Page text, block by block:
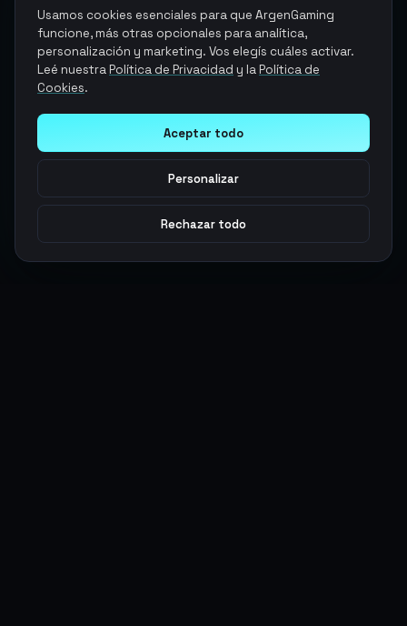
Usamos cookies esenciales para que ArgenGaming
funcione, más otras opcionales para analítica,
personalización y marketing. Vos elegís cuáles activar.
Leé nuestraPolítica de Privacidad y laPolítica de
Cookies.
Aceptar todo
Personalizar
Rechazar todo